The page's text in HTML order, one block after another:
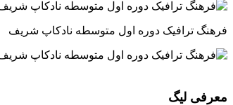
فرهنگ ترافیک دوره اول متوسطه نادکاپ شریف
معرفی لیگ